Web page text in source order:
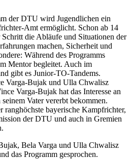
der DTU wird Jugendlichen ein
Amt ermöglicht. Schon ab 14
die Abläufe und Situationen der
machen, Sicherheit und
Während des Programms
Mentor begleitet. Auch im
gibt es Junior-TO-Tandems.
Varga-Bujak und Ulla Chwalisz
Varga-Bujak hat das Interesse an
Vater vererbt bekommen.
ranghöchste bayerische Kampfrichter,
der DTU und auch in Gremien
Bela Varga und Ulla Chwalisz
das Programm gesprochen.